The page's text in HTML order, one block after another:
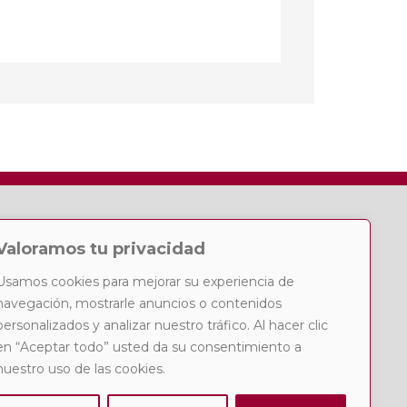
tu privacidad
cookies para mejorar su experiencia de
mostrarle anuncios o contenidos
y analizar nuestro tráfico. Al hacer clic
“Aceptar todo” usted da su consentimiento a
uso de las cookies.